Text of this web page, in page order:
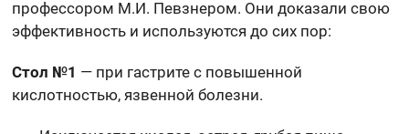
профессором М.И. Певзнером. Они доказали свою
эффективность и используются до сих пор:
Стол №1 — при гастрите с повышенной
кислотностью, язвенной болезни.